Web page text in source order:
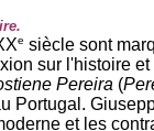
e siècle sont
sur l'histoire
Pereira (
Portugal.
et les